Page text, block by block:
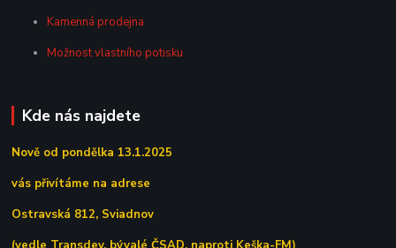
Kamenná prodejna
Možnost vlastního potisku
Kde nás najdete
Nově od pondělka 13.1.2025
vás přivítáme na adrese
Ostravská 812, Sviadnov